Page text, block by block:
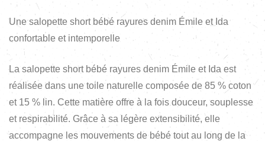
Une salopette short bébé rayures denim Émile et Ida
confortable et intemporelle
La salopette short bébé rayures denim Émile et Ida est
réalisée dans une toile naturelle composée de 85 % coton
et 15 % lin. Cette matière offre à la fois douceur, souplesse
et respirabilité. Grâce à sa légère extensibilité, elle
accompagne les mouvements de bébé tout au long de la